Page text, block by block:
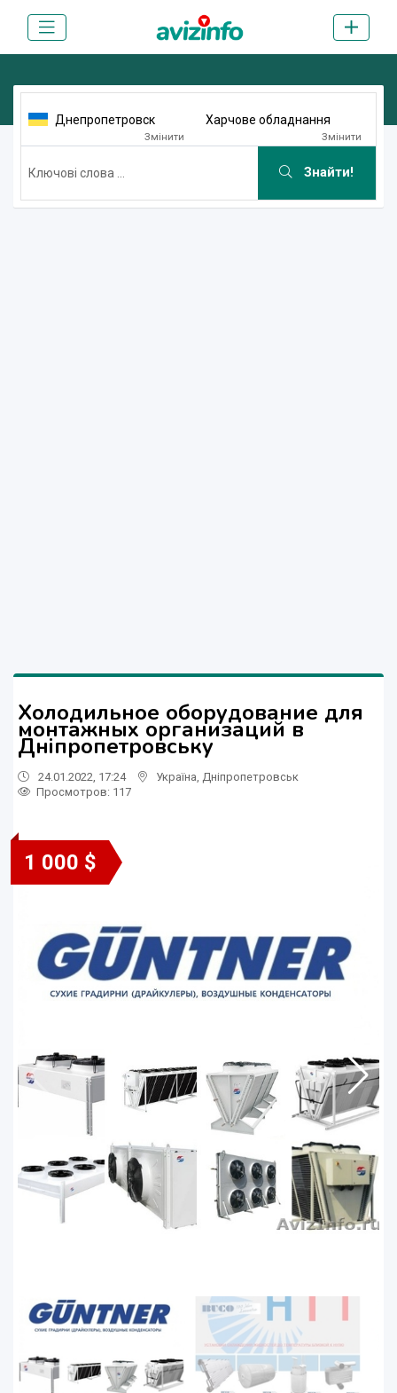
Днепропетровск
Змінити
Харчове обладнання
Змінити
Знайти!
Холодильное оборудование для
монтажных организаций в
Дніпропетровську
24.01.2022, 17:24 Україна Дніпропетровськ
Просмотров: 117
1 000 $